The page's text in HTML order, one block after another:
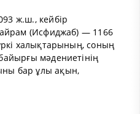
ж.ш., кейбір
(Исфиджаб) — 1166
халықтарының, соның
мәдениетінің
бар ұлы ақын,